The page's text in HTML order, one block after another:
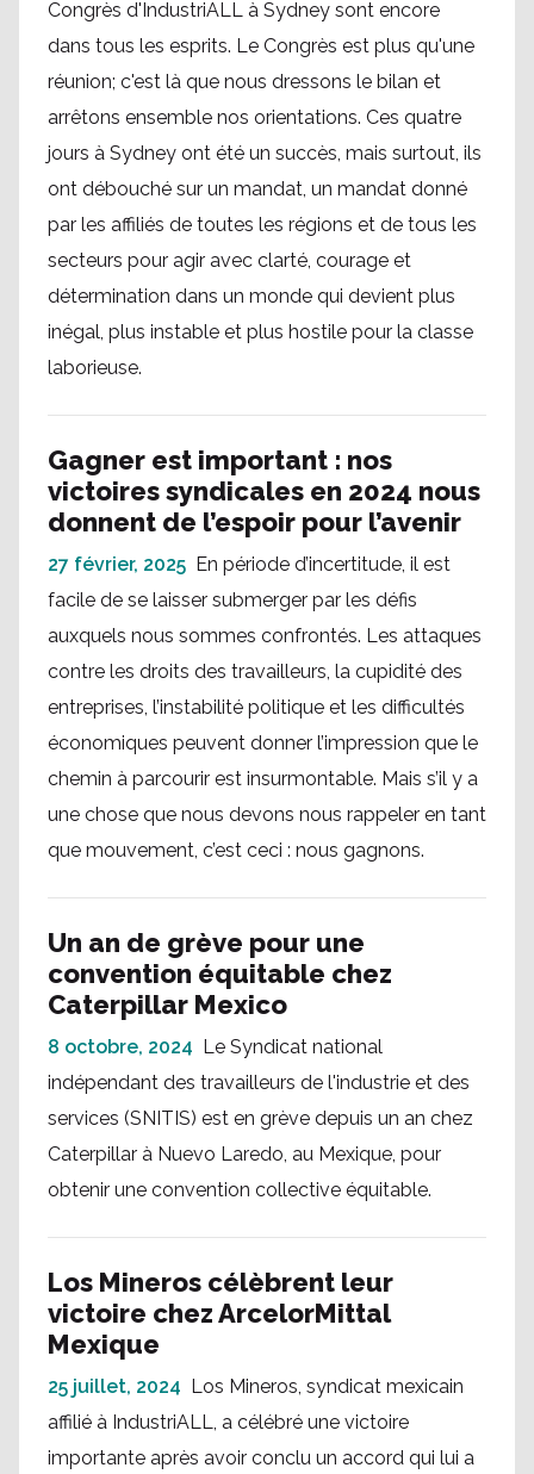
Congrès d'IndustriALL à Sydney sont encore
dans tous les esprits. Le Congrès est plus qu'une
réunion; c'est là que nous dressons le bilan et
arrêtons ensemble nos orientations. Ces quatre
jours à Sydney ont été un succès, mais surtout, ils
ont débouché sur un mandat, un mandat donné
par les affiliés de toutes les régions et de tous les
secteurs pour agir avec clarté, courage et
détermination dans un monde qui devient plus
inégal, plus instable et plus hostile pour la classe
laborieuse.
Gagner est important : nos
victoires syndicales en 2024 nous
donnent de l’espoir pour l’avenir
27 février, 2025 En période d’incertitude, il est
facile de se laisser submerger par les défis
auxquels nous sommes confrontés. Les attaques
contre les droits des travailleurs, la cupidité des
entreprises, l’instabilité politique et les difficultés
économiques peuvent donner l’impression que le
chemin à parcourir est insurmontable. Mais s’il y a
une chose que nous devons nous rappeler en tant
que mouvement, c’est ceci : nous gagnons.
Un an de grève pour une
convention équitable chez
Caterpillar Mexico
8 octobre, 2024 Le Syndicat national
indépendant des travailleurs de l'industrie et des
services (SNITIS) est en grève depuis un an chez
Caterpillar à Nuevo Laredo, au Mexique, pour
obtenir une convention collective équitable.
Los Mineros célèbrent leur
victoire chez ArcelorMittal
Mexique
25 juillet, 2024 Los Mineros, syndicat mexicain
affilié à IndustriALL, a célébré une victoire
importante après avoir conclu un accord qui lui a